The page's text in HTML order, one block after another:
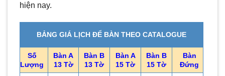
hiện nay.
BẢNG GIÁ LỊCH ĐỂ BÀN THEO CATALOGUE
Số
Lượng
Bàn A
13 Tờ
Bàn B
13 Tờ
Bàn A
15 Tờ
Bàn B
15 Tờ
Bàn
Đứng